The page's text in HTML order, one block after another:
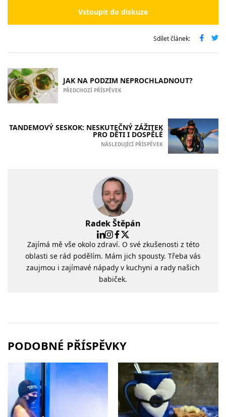
Vstoupit do diskuze
Sdílet článek:
JAK NA PODZIM NEPROCHLADNOUT?
PŘEDCHOZÍ PŘÍSPĚVEK
TANDEMOVÝ SESKOK: NESKUTEČNÝ ZÁŽITEK
PRO DĚTI I DOSPĚLÉ
NÁSLEDUJÍCÍ PŘÍSPĚVEK
Radek Štěpán
Zajímá mě vše okolo zdraví. O své zkušenosti z této
oblasti se rád podělím. Mám jich spousty. Třeba vás
zaujmou i zajímavé nápady v kuchyni a rady našich
babiček.
PODOBNÉ PŘÍSPĚVKY